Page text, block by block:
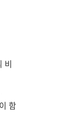
비
함